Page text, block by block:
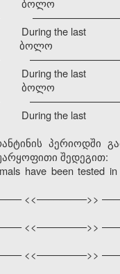
last
ბოლო
last
last
პერიოდში
შედეგით:
have been tested
<<–––––––––>>
<<–––––––––>>
<<–––––––––>>